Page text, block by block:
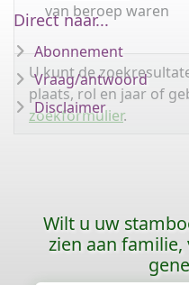
van beroep waren
U kunt de
plaats, rol en jaar of
zoekformulier.
Direct naar...
Abonnement
Vraag/antwoord
Disclaimer
Wilt u uw
zien aan